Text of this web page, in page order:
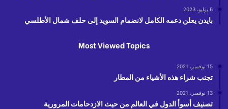
6 يوليو، 2023
بايدن يعلن دعمه الكامل لانضمام السويد إلى حلف شمال الأطلسي
Most Viewed Topics
15 نوفمبر، 2021
تجنب شراء هذه الأشياء من المطار
13 نوفمبر، 2021
تصنيف أسوأ الدول في العالم من حيث الازدحامات المرورية